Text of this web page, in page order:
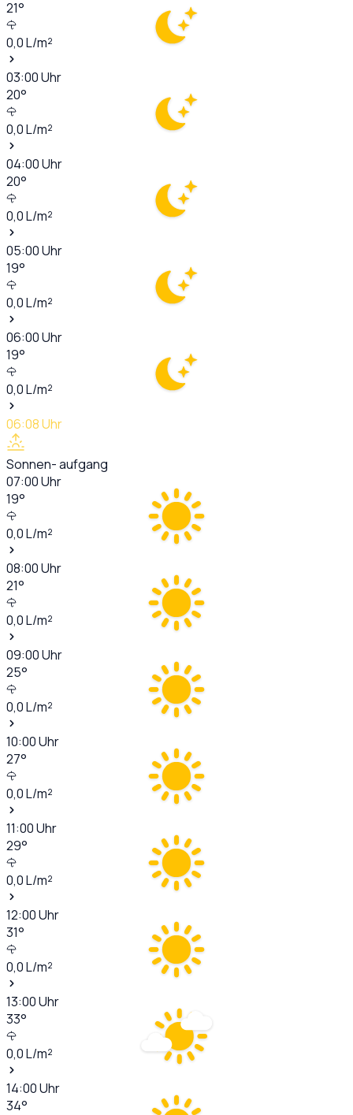
21°
0,0L/m²
03:00Uhr
20°
0,0L/m²
04:00Uhr
20°
0,0L/m²
05:00Uhr
19°
0,0L/m²
06:00Uhr
19°
0,0L/m²
06:08Uhr
Sonnen- aufgang
07:00Uhr
19°
0,0L/m²
08:00Uhr
21°
0,0L/m²
09:00Uhr
25°
0,0L/m²
10:00Uhr
27°
0,0L/m²
11:00Uhr
29°
0,0L/m²
12:00Uhr
31°
0,0L/m²
13:00Uhr
33°
0,0L/m²
14:00Uhr
34°